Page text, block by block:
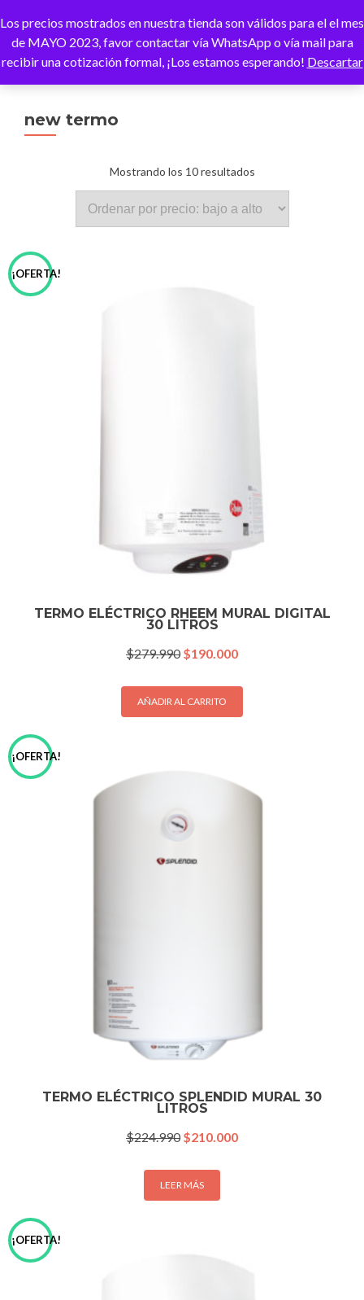
new termo
Mostrando los 10 resultadosOrdenado
por
¡OFERTA!
TERMO ELÉCTRICO RHEEM MURAL DIGITAL
30 LITROS
$279.990 El
original
era:
$279.990.
$190.000El
actual
$190.000.
AÑADIR AL CARRITO
¡OFERTA!
TERMO ELÉCTRICO SPLENDID MURAL 30
LITROS
$224.990 El
original
era:
$224.990.
$210.000El
LEER MÁS
¡OFERTA!
Los precios mostrados en nuestra tienda son válidos para el el mes
de MAYO 2023, favor contactar vía WhatsApp o vía mail para
recibir una cotización formal, ¡Los estamos esperando! Descartar